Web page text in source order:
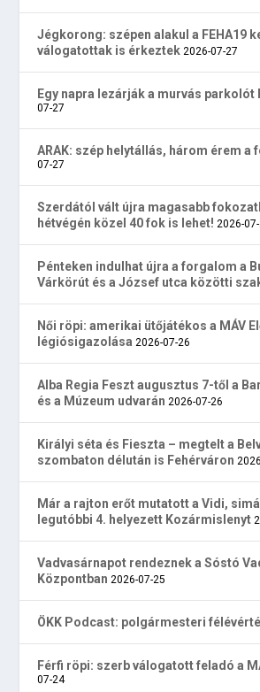
Jégkorong: szépen alakul a FEHA19
válogatottak is érkeztek 2026-07-27
Egy napra lezárják a murvás parkolót
07-27
ARAK: szép helytállás, három érem a
07-27
Szerdától vált újra magasabb
hétvégén közel 40 fok is lehet! 2026-
Pénteken indulhat újra a forgalom a
Várkörút és a József utca közötti
Női röpi: amerikai ütőjátékos a MÁV
légiósigazolása 2026-07-26
Alba Regia Feszt augusztus 7-től a
és a Múzeum udvarán 2026-07-26
Királyi séta és Fieszta – megtelt a
szombaton délután is Fehérváron
Már a rajton erőt mutatott a Vidi,
legutóbbi 4. helyezett Kozármislenyt
Vadvasárnapot rendeznek a Sóstó
Központban 2026-07-25
ÖKK Podcast: polgármesteri
Férfi röpi: szerb válogatott feladó a
07-24